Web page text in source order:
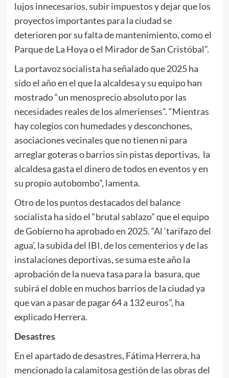
lujos innecesarios, subir impuestos y dejar que los
proyectos importantes para la ciudad se
deterioren por su falta de mantenimiento, como el
Parque de La Hoya o el Mirador de San Cristóbal”.
La portavoz socialista ha señalado que 2025 ha
sido el año en el que la alcaldesa y su equipo han
mostrado “un menosprecio absoluto por las
necesidades reales de los almerienses”. “Mientras
hay colegios con humedades y desconchones,
asociaciones vecinales que no tienen ni para
arreglar goteras o barrios sin pistas deportivas, la
alcaldesa gasta el dinero de todos en eventos y en
su propio autobombo”, lamenta.
Otro de los puntos destacados del balance
socialista ha sido el “brutal sablazo” que el equipo
de Gobierno ha aprobado en 2025. “Al ‘tarifazo del
agua’, la subida del IBI, de los cementerios y de las
instalaciones deportivas, se suma este año la
aprobación de la nueva tasa para la basura, que
subirá el doble en muchos barrios de la ciudad ya
que van a pasar de pagar 64 a 132 euros”, ha
explicado Herrera.
Desastres
En el apartado de desastres, Fátima Herrera, ha
mencionado la calamitosa gestión de las obras del